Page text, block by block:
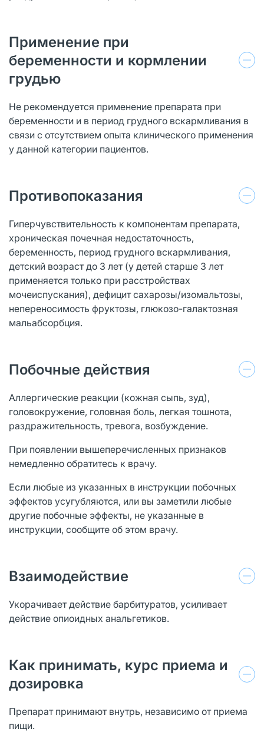
Применение при
беременности и кормлении
грудью
Не рекомендуется применение препарата при
беременности и в период грудного вскармливания в
связи с отсутствием опыта клинического применения
у данной категории пациентов.
Противопоказания
Гиперчувствительность к компонентам препарата,
хроническая почечная недостаточность,
беременность, период грудного вскармливания,
детский возраст до 3 лет (у детей старше 3 лет
применяется только при расстройствах
мочеиспускания), дефицит сахарозы/изомальтозы,
непереносимость фруктозы, глюкозо-галактозная
мальабсорбция.
Побочные действия
Аллергические реакции (кожная сыпь, зуд),
головокружение, головная боль, легкая тошнота,
раздражительность, тревога, возбуждение.
При появлении вышеперечисленных признаков
немедленно обратитесь к врачу.
Если любые из указанных в инструкции побочных
эффектов усугубляются, или вы заметили любые
другие побочные эффекты, не указанные в
инструкции, сообщите об этом врачу.
Взаимодействие
Укорачивает действие барбитуратов, усиливает
действие опиоидных анальгетиков.
Как принимать, курс приема и
дозировка
Препарат принимают внутрь, независимо от приема
пищи.